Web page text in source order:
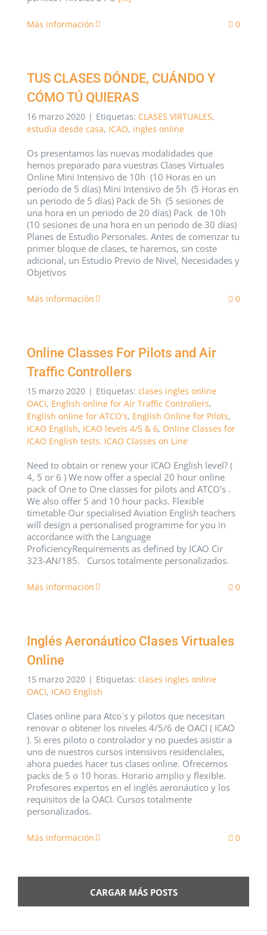
Más información 0
TUS CLASES DÓNDE, CUÁNDO Y
CÓMO TÚ QUIERAS
16 marzo 2020 | Etiquetas: CLASES VIRTUALES,
estudia desde casa, ICAO, ingles online
Os presentamos las nuevas modalidades que
hemos preparado para vuestras Clases Virtuales
Online Mini Intensivo de 10h (10 Horas en un
periodo de 5 días) Mini Intensivo de 5h (5 Horas en
un periodo de 5 días) Pack de 5h (5 sesiones de
una hora en un periodo de 20 días) Pack de 10h
(10 sesiones de una hora en un periodo de 30 días)
Planes de Estudio Personales. Antes de comenzar tu
primer bloque de clases, te haremos, sin coste
adicional, un Estudio Previo de Nivel, Necesidades y
Objetivos
Más información 0
Online Classes For Pilots and Air
Traffic Controllers
15 marzo 2020 | Etiquetas: clases ingles online
OACI, English online for Air Traffic Controllers,
English online for ATCO's, English Online for Pilots,
ICAO English, ICAO levels 4/5 & 6, Online Classes for
ICAO English tests. ICAO Classes on Line
Need to obtain or renew your ICAO English level? (
4, 5 or 6 ) We now offer a special 20 hour online
pack of One to One classes for pilots and ATCO's .
We also offer 5 and 10 hour packs. Flexible
timetable Our specialised Aviation English teachers
will design a personalised programme for you in
accordance with the Language
ProficiencyRequirements as defined by ICAO Cir
323-AN/185. Cursos totalmente personalizados.
Más información 0
Inglés Aeronáutico Clases Virtuales
Online
15 marzo 2020 | Etiquetas: clases ingles online
OACI, ICAO English
Clases online para Atco´s y pilotos que necesitan
renovar o obtener los niveles 4/5/6 de OACI ( ICAO
). Si eres piloto o controlador y no puedes asistir a
uno de nuestros cursos intensivos residenciales,
ahora puedes hacer tus clases online. Ofrecemos
packs de 5 o 10 horas. Horario amplio y flexible.
Profesores expertos en el inglés aeronáutico y los
requisitos de la OACI. Cursos totalmente
personalizados.
Más información 0
CARGAR MÁS POSTS